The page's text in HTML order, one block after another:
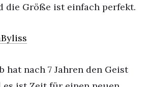
die Größe ist einfach perfekt.
hat nach 7 Jahren den Geist